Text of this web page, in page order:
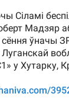
ветер и